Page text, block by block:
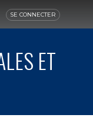
SE CONNECTER
ET